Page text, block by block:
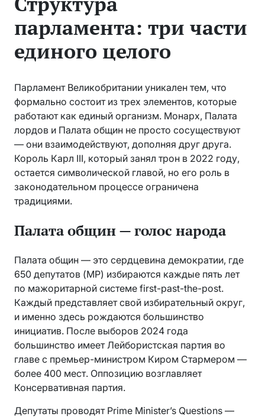
парламента: три части
единого целого
Парламент Великобритании уникален тем, что
формально состоит из трех элементов, которые
работают как единый организм. Монарх, Палата
лордов и Палата общин не просто сосуществуют
— они взаимодействуют, дополняя друг друга.
Король Карл III, который занял трон в 2022 году,
остается символической главой, но его роль в
законодательном процессе ограничена
традициями.
Палата общин — голос народа
Палата общин — это сердцевина демократии, где
650 депутатов (MP) избираются каждые пять лет
по мажоритарной системе first-past-the-post.
Каждый представляет свой избирательный округ,
и именно здесь рождаются большинство
инициатив. После выборов 2024 года
большинство имеет Лейбористская партия во
главе с премьер-министром Киром Стармером —
более 400 мест. Оппозицию возглавляет
Консервативная партия.
Депутаты проводят Prime Minister’s Questions —